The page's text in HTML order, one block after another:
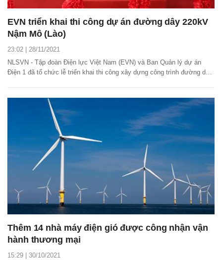
EVN triển khai thi công dự án đường dây 220kV
Nậm Mô (Lào)
23:02 | 28/11/2021
NLSVN - Tập đoàn Điện lực Việt Nam (EVN) và Ban Quản lý dự án
Điện 1 đã tổ chức lễ triển khai thi công xây dựng công trình đường dây
Thêm 14 nhà máy điện gió được công nhận vận
hành thương mại
15:29 | 30/10/2021